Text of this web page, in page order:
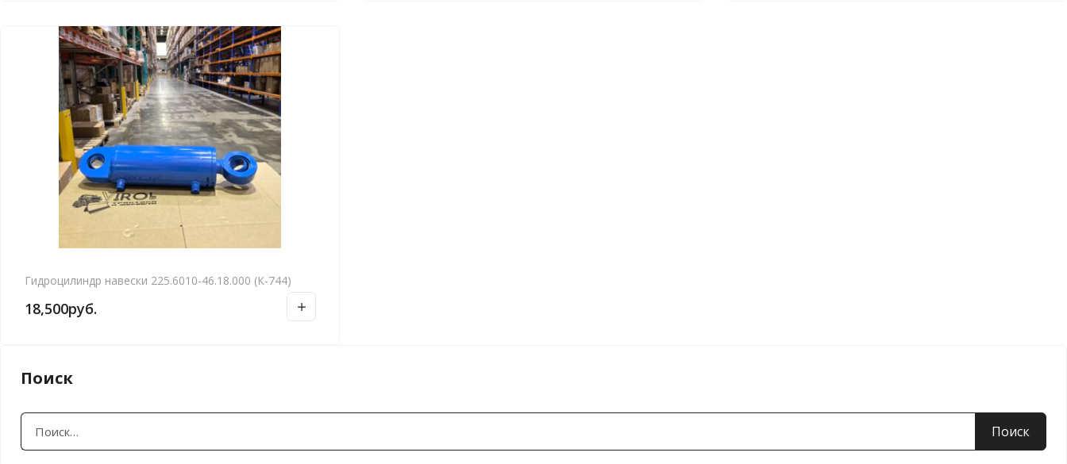
Гидроцилиндр навески 225.6010-46.18.000 (К-744)
18,500руб.
Поиск
Найти: